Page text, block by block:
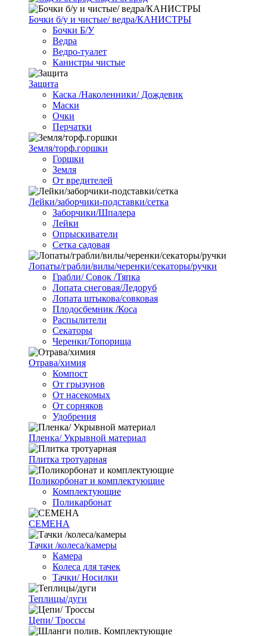
Бочки б/у и чистые/ ведра/КАНИСТРЫ
Бочки Б/У
Ведра
Ведро-туалет
Канистры чистые
Защита
Каска /Наколенники/ Дождевик
Маски
Очки
Перчатки
Земля/торф.горшки
Горшки
Земля
От вредителей
Лейки/заборчики-подставки/сетка
Заборчики/Шпалера
Лейки
Опрыскиватели
Сетка садовая
Лопаты/грабли/вилы/черенки/секаторы/ручки
Грабли/ Совок /Тяпка
Лопата снеговая/Ледоруб
Лопата штыкова/совковая
Плодосбемник /Коса
Распылители
Секаторы
Черенки/Топорища
Отрава/химия
Компост
От грызунов
От насекомых
От сорняков
Удобрения
Пленка/ Укрывной материал
Плитка тротуарная
Поликорбонат и комплектующие
Комплектующие
Поликарбонат
СЕМЕНА
Тачки /колеса/камеры
Камера
Колеса для тачек
Тачки/ Носилки
Теплицы/дуги
Цепи/ Троссы